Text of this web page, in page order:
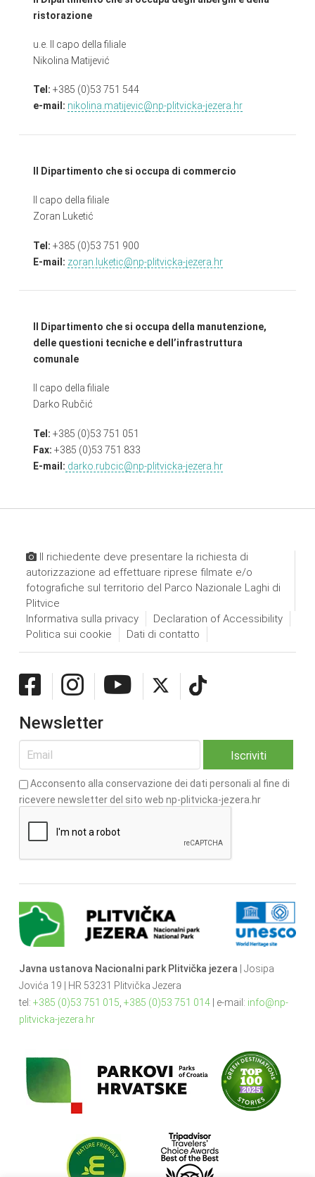
ristorazione
u.e. Il capo della filiale
Nikolina Matijević
Tel: +385 (0)53 751 544
e-mail: nikolina.matijevic@np-plitvicka-jezera.hr
Il Dipartimento che si occupa di commercio
Il capo della filiale
Zoran Luketić
Tel: +385 (0)53 751 900
E-mail: zoran.luketic@np-plitvicka-jezera.hr
Il Dipartimento che si occupa della manutenzione,
delle questioni tecniche e dell’infrastruttura
comunale
Il capo della filiale
Darko Rubčić
Tel: +385 (0)53 751 051
Fax: +385 (0)53 751 833
E-mail: darko.rubcic@np-plitvicka-jezera.hr
Il richiedente deve presentare la richiesta di
autorizzazione ad effettuare riprese filmate e/o
fotografiche sul territorio del Parco Nazionale Laghi di
Plitvice
Informativa sulla privacy
Declaration of Accessibility
Politica sui cookie
Dati di contatto
Newsletter
Acconsento alla conservazione dei dati personali al fine di
ricevere newsletter del sito web np-plitvicka-jezera.hr
Javna ustanova Nacionalni park Plitvička jezera | Josipa
Jovića 19 | HR 53231 Plitvička Jezera
tel: +385 (0)53 751 015 +385 (0)53 751 014| e-mail: info@np-
plitvicka-jezera.hr